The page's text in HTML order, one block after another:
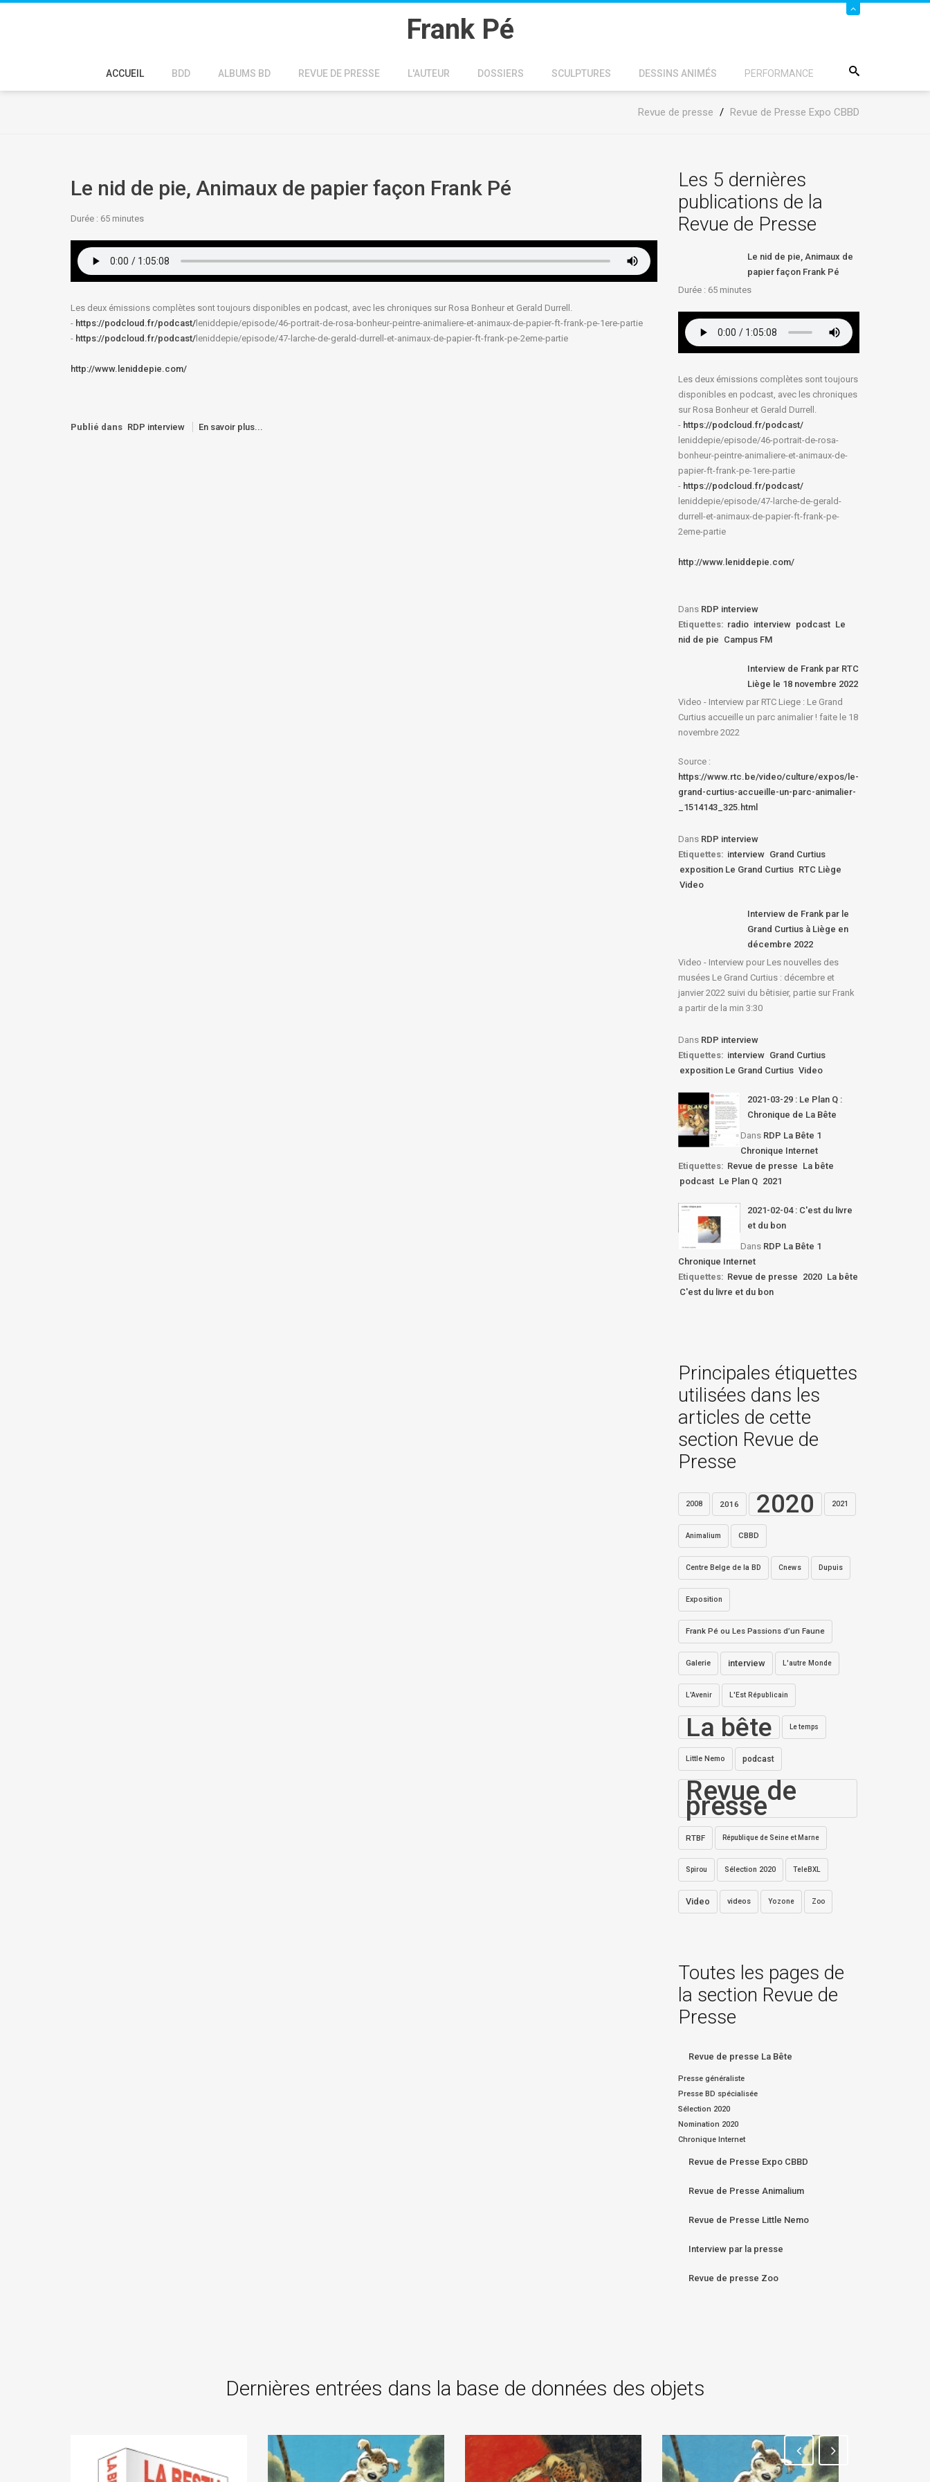
Frank Pé
ACCUEIL BDD ALBUMS BD REVUE DE PRESSE L'AUTEUR DOSSIERS SCULPTURES DESSINS ANIMÉS PERFORMANCE
Revue de presse / Revue de Presse Expo CBBD
Le nid de pie, Animaux de papier façon Frank Pé
Durée : 65 minutes
Les deux émissions complètes sont toujours disponibles en podcast, avec les chroniques sur Rosa Bonheur et Gerald Durrell.
- https://podcloud.fr/podcast/ leniddepie/episode/46-portrait-de-rosa-bonheur-peintre-animaliere-et-animaux-de-papier-ft-frank-pe-1ere-partie
- https://podcloud.fr/podcast/ leniddepie/episode/47-larche-de-gerald-durrell-et-animaux-de-papier-ft-frank-pe-2eme-partie
http://www.leniddepie.com/
Publié dans RDP interview En savoir plus...
Les 5 dernières
publications de la
Revue de Presse
Le nid de pie, Animaux de
papier façon Frank Pé
Durée : 65minutes
Les deux émissions complètes sont toujours
disponibles en podcast, avec les chroniques
sur Rosa Bonheur et Gerald Durrell.
- https://podcloud.fr/podcast/
leniddepie/episode/46-portrait-de-rosa-
bonheur-peintre-animaliere-et-animaux-de-
papier-ft-frank-pe-1ere-partie
- https://podcloud.fr/podcast/
leniddepie/episode/47-larche-de-gerald-
durrell-et-animaux-de-papier-ft-frank-pe-
2eme-partie
http://www.leniddepie.com/
Dans RDP interview
Etiquettes: radio interview podcast Le
nid de pie Campus FM
Interview de Frank par RTC
Liège le 18 novembre 2022
Video - Interview par RTC Liege : Le Grand
Curtius accueille un parc animalier ! faite le 18
novembre 2022
Source :
https://www.rtc.be/video/culture/expos/le-
grand-curtius-accueille-un-parc-animalier-
_1514143_325.html
Dans RDP interview
Etiquettes: interview Grand Curtius
exposition Le Grand Curtius RTC Liège
Video
Interview de Frank par le
Grand Curtius à Liège en
décembre 2022
Video - Interview pour Les nouvelles des
musées Le Grand Curtius : décembre et
janvier 2022 suivi du bêtisier, partie sur Frank
a partir de la min 3:30
Dans RDP interview
Etiquettes: interview Grand Curtius
exposition Le Grand Curtius Video
2021-03-29 : Le Plan Q :
Chronique de La Bête
Dans RDP La Bête 1
Chronique Internet
Etiquettes: Revue de presse La bête
podcast Le Plan Q 2021
2021-02-04 : C'est du livre
et du bon
Dans RDP La Bête 1
Chronique Internet
Etiquettes: Revue de presse 2020 La bête
C'est du livre et du bon
Principales étiquettes
utilisées dans les
articles de cette
section Revue de
Presse
2008 2016 2020 2021
Animalium CBBD
Centre Belge de la BD Cnews Dupuis
Exposition
Frank Pé ou Les Passions d’un Faune
Galerie interview L'autre Monde
L'Avenir L'Est Républicain
La bête Le temps
Little Nemo podcast
Revue de
presse
RTBF République de Seine et Marne
Spirou Sélection 2020 TeleBXL
Video videos Yozone Zoo
Toutes les pages de
la section Revue de
Presse
Revue de presse La Bête
Presse généraliste
Presse BD spécialisée
Sélection 2020
Nomination 2020
Chronique Internet
Revue de Presse Expo CBBD
Revue de Presse Animalium
Revue de Presse Little Nemo
Interview par la presse
Revue de presse Zoo
Dernières entrées dans la base de données des objets